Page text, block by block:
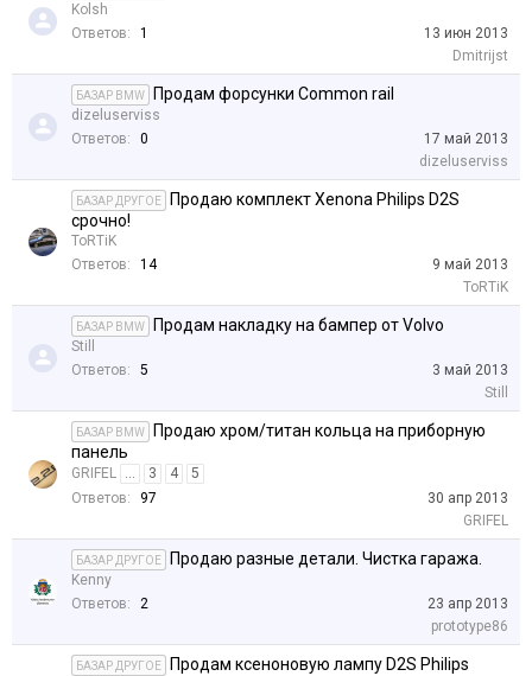
Kolsh
Ответов:
1
13 июн 2013
Dmitrijst
БАЗАР BMW Продам форсунки Common rail
dizeluserviss
Ответов:
0
17 май 2013
dizeluserviss
БАЗАР ДРУГОЕ
Продаю комплект Xenona Philips D2S
срочно!
ToRTiK
Ответов:
14
9 май 2013
ToRTiK
БАЗАР BMW Продам накладку на бампер от Volvo
Still
Ответов:
5
3 май 2013
Still
БАЗАР BMW
Продаю хром/титан кольца на приборную
панель
GRIFEL ... 3 4
5
Ответов:
97
30 апр 2013
GRIFEL
БАЗАР ДРУГОЕ Продаю разные детали. Чистка гаража.
Kenny
Ответов:
2
23 апр 2013
prototype86
БАЗАР ДРУГОЕ Продам ксеноновую лампу D2S Philips